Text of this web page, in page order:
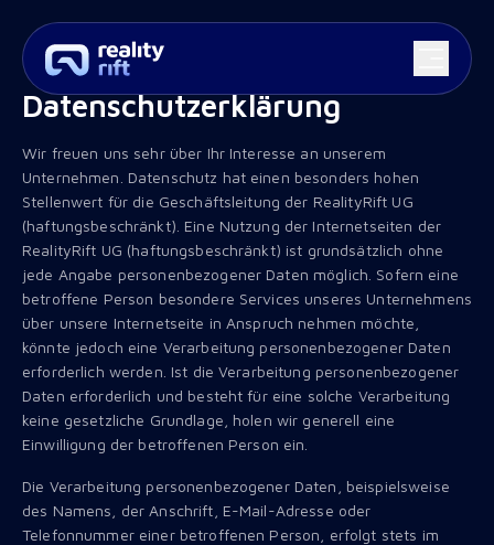
Datenschutzerklärung
Wir freuen uns sehr über Ihr Interesse an unserem
Unternehmen. Datenschutz hat einen besonders hohen
Stellenwert für die Geschäftsleitung der RealityRift UG
(haftungsbeschränkt). Eine Nutzung der Internetseiten der
RealityRift UG (haftungsbeschränkt) ist grundsätzlich ohne
jede Angabe personenbezogener Daten möglich. Sofern eine
betroffene Person besondere Services unseres Unternehmens
über unsere Internetseite in Anspruch nehmen möchte,
könnte jedoch eine Verarbeitung personenbezogener Daten
erforderlich werden. Ist die Verarbeitung personenbezogener
Daten erforderlich und besteht für eine solche Verarbeitung
keine gesetzliche Grundlage, holen wir generell eine
Einwilligung der betroffenen Person ein.
Die Verarbeitung personenbezogener Daten, beispielsweise
des Namens, der Anschrift, E-Mail-Adresse oder
Telefonnummer einer betroffenen Person, erfolgt stets im